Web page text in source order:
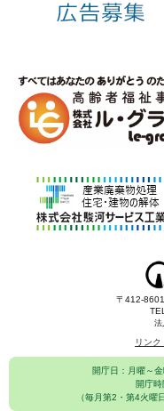
〒412-
法
リン
開庁日：月曜～
開庁
（毎月第2・第4火曜